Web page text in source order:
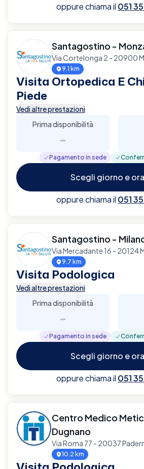
oppure chiama il 051
Santagostino -
Via Cortelonga 2 - 20900
9.1 km
Visita Ortopedica E
Piede
Vedi altre prestazioni
Prima disponibilità
-
Pagamento in sede
Scegli giorno e ora
oppure chiama il 051
Santagostino -
Via Mercadante 16 - 20124
9.7 km
Visita Podologica
Vedi altre prestazioni
Prima disponibilità
-
Pagamento in sede
Scegli giorno e ora
oppure chiama il 051
Centro Medico
Dugnano
Via Roma 77 - 20037
10.2 km